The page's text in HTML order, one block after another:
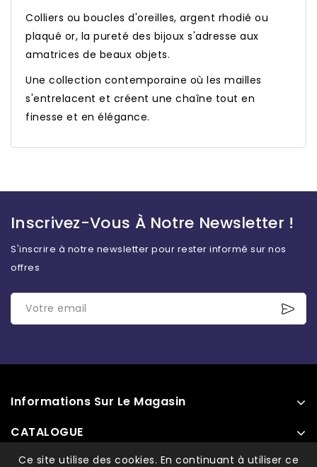
Colliers ou boucles d'oreilles, argent rhodié ou
plaqué or, la pureté des bijoux s'adresse aux
amatrices de beaux objets.
Une collection contemporaine où les mailles
s'entrelacent et créent une chaîne tout en
finesse et en élégance.
Inscrivez-Vous À Notre Newsletter !
S'inscrire à notre newsletter pour rester informé sur nos
offres
Informations Sur Le Magasin
CATALOGUE
INFORMATIONS
Ce site utilise des cookies. En continuant à utiliser ce